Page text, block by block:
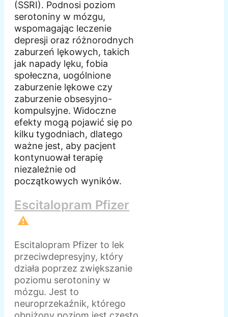
(SSRI). Podnosi poziom
serotoniny w mózgu,
wspomagając leczenie
depresji oraz różnorodnych
zaburzeń lękowych, takich
jak napady lęku, fobia
społeczna, uogólnione
zaburzenie lękowe czy
zaburzenie obsesyjno-
kompulsyjne. Widoczne
efekty mogą pojawić się po
kilku tygodniach, dlatego
ważne jest, aby pacjent
kontynuował terapię
niezależnie od
początkowych wyników.
Escitalopram Pfizer
⚠️
Escitalopram Pfizer to lek
przeciwdepresyjny, który
działa poprzez zwiększanie
poziomu serotoniny w
mózgu. Jest to
neuroprzekaźnik, którego